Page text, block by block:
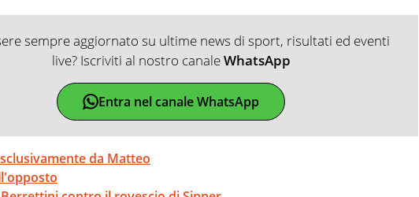
sempre aggiornato su ultime news di sport, risultati ed eventi
live? Iscriviti al nostro canaleWhatsApp
Entra nel canale WhatsApp
da Matteo